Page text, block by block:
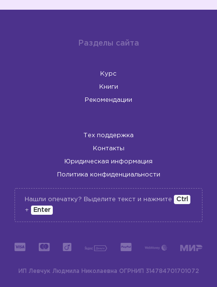
Разделы сайта
Курс
Книги
Рекомендации
Тех поддержка
Контакты
Юридическая информация
Политика конфиденциальности
Нашли опечатку? Выделите текст и нажмите
Ctrl
+
Enter
ИП Левчук Людмила Николаевна ОГРНИП 314784701701072